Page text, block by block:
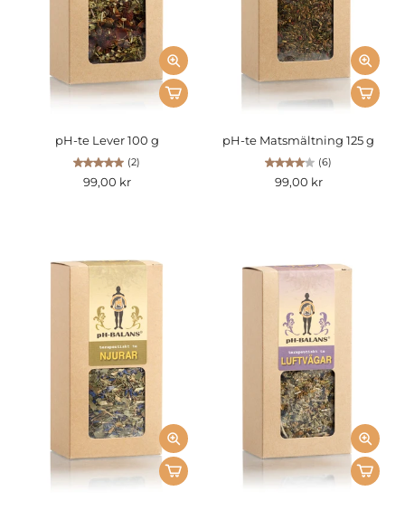
pH-te Lever 100 g
(2)
99,00 kr
pH-te Matsmältning 125 g
(6)
99,00 kr